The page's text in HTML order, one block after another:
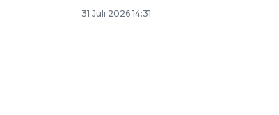
31 Juli 2026 14:31